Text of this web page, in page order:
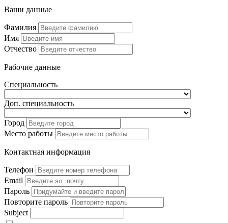
Ваши данные
Фамилия
Имя
Отчество
Рабочие данные
Специальность
Доп. специальность
Город
Место работы
Контактная информация
Телефон
Email
Пароль
Повторите пароль
Subject